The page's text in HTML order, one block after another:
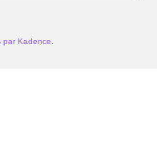
par Kadence.